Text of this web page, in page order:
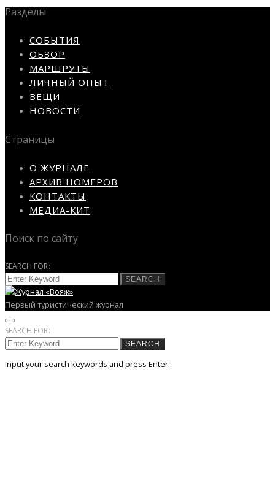
Разделы
СОБЫТИЯ
ОБЗОР
МАРШРУТЫ
ЛИЧНЫЙ ОПЫТ
ВЕЩИ
НОВОСТИ
Страницы
О ЖУРНАЛЕ
АРХИВ НОМЕРОВ
КОНТАКТЫ
МЕДИА-КИТ
Поиск по сайту
SEARCH FOR:
SEARCH
Первый туристический журнал
SEARCH FOR:
SEARCH
Input your search keywords and press Enter.